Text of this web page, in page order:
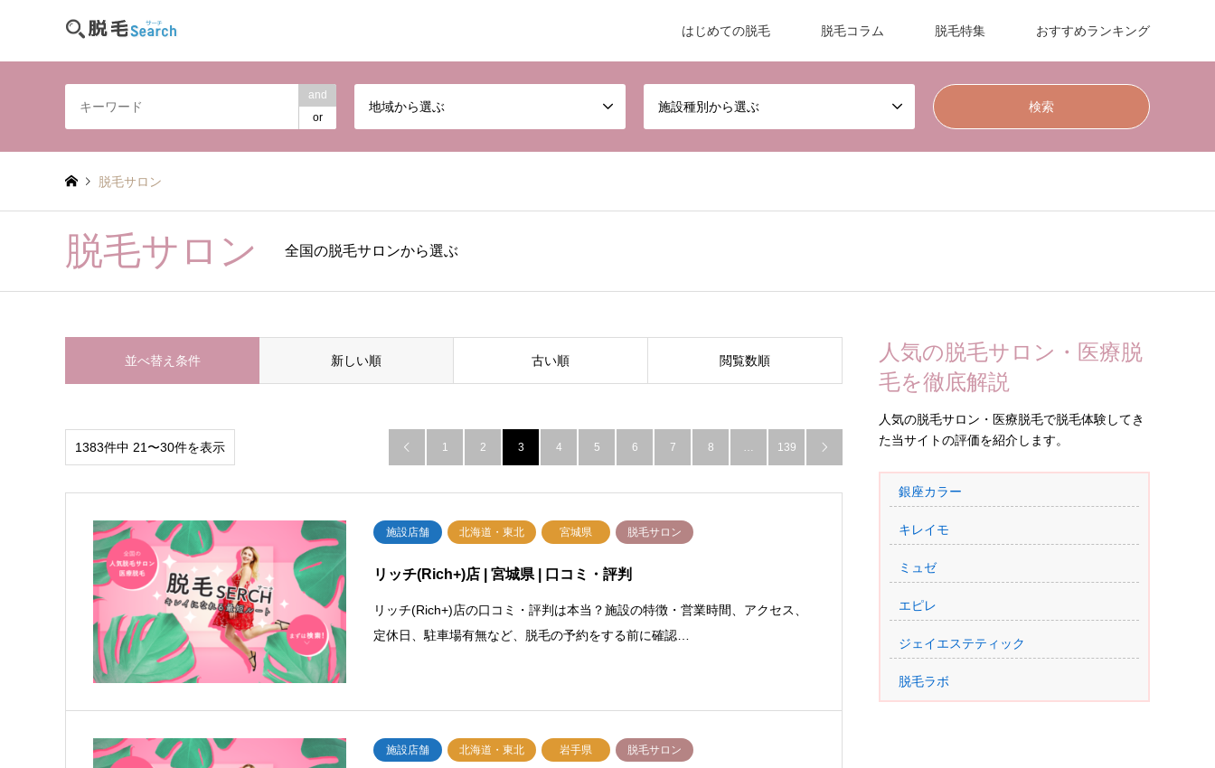
はじめての脱毛 脱毛コラム 脱毛特集 おすすめランキング
and
or
地域から選ぶ 施設種別から選ぶ
脱毛サロン
脱毛サロン 全国の脱毛サロンから選ぶ
並べ替え条件 新しい順 古い順 閲覧数順
1383件中 21〜30件を表示  1 2 3 4 5 6 7 8 … 139 
施設店舗 北海道・東北 宮城県 脱毛サロン
リッチ(Rich+)店 | 宮城県 | 口コミ・評判
リッチ(Rich+)店の口コミ・評判は本当？施設の特徴・営業時間、アクセス、
定休日、駐車場有無など、脱毛の予約をする前に確認…
施設店舗 北海道・東北 岩手県 脱毛サロン
人気の脱毛サロン・医療脱
毛を徹底解説
人気の脱毛サロン・医療脱毛で脱毛体験してき
た当サイトの評価を紹介します。
銀座カラー
キレイモ
ミュゼ
エピレ
ジェイエステティック
脱毛ラボ